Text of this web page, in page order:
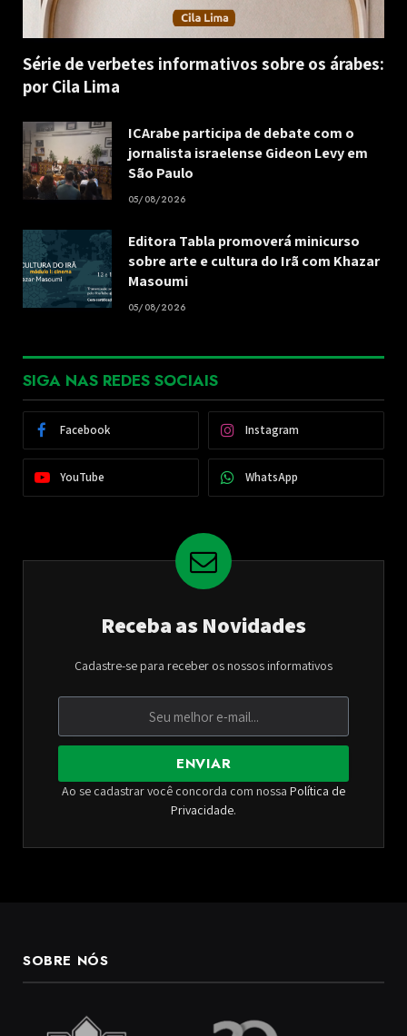
Série de verbetes informativos sobre os árabes:
por Cila Lima
ICArabe participa de debate com o
jornalista israelense Gideon Levy em
São Paulo
05/08/2026
Editora Tabla promoverá minicurso
sobre arte e cultura do Irã com Khazar
Masoumi
05/08/2026
SIGA NAS REDES SOCIAIS
Facebook Instagram
YouTube WhatsApp
Receba as Novidades
Cadastre-se para receber os nossos informativos
ENVIAR
Ao se cadastrar você concorda com nossa Política de
Privacidade.
SOBRE NÓS